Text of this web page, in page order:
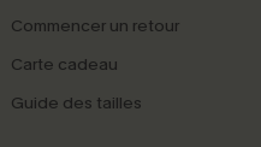
Commencer un retour
Carte cadeau
Guide des tailles